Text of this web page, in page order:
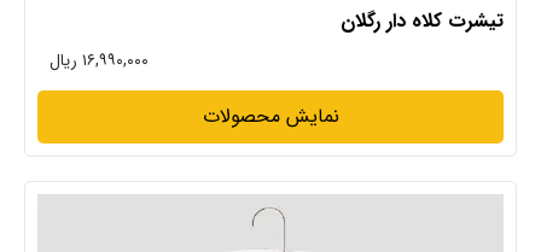
تیشرت کلاه دار رگلان
۱۶,۹۹۰,۰۰۰ ریال
نمایش محصولات